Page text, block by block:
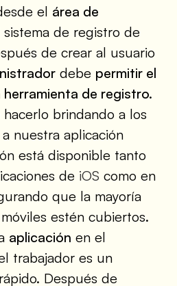
el área de
de registro de
de crear al usuario
debe permitir el
de registro.
brindando a los
nuestra aplicación
está disponible tanto
de iOS como en
que la mayoría
estén cubiertos.
aplicación en el
trabajador es un
Después de